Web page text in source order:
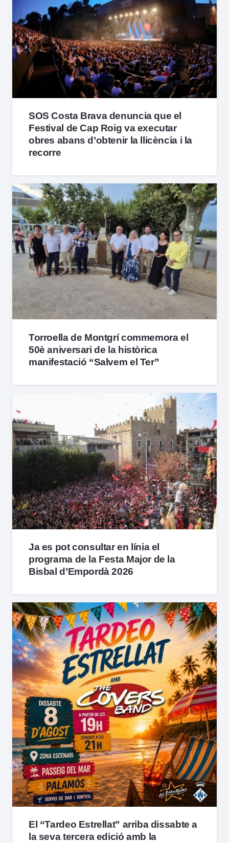
SOS Costa Brava denuncia que el
Festival de Cap Roig va executar
obres abans d’obtenir la llicència i la
recorre
Torroella de Montgrí commemora el
50è aniversari de la històrica
manifestació “Salvem el Ter”
Ja es pot consultar en línia el
programa de la Festa Major de la
Bisbal d’Empordà 2026
El “Tardeo Estrellat” arriba dissabte a
la seva tercera edició amb la